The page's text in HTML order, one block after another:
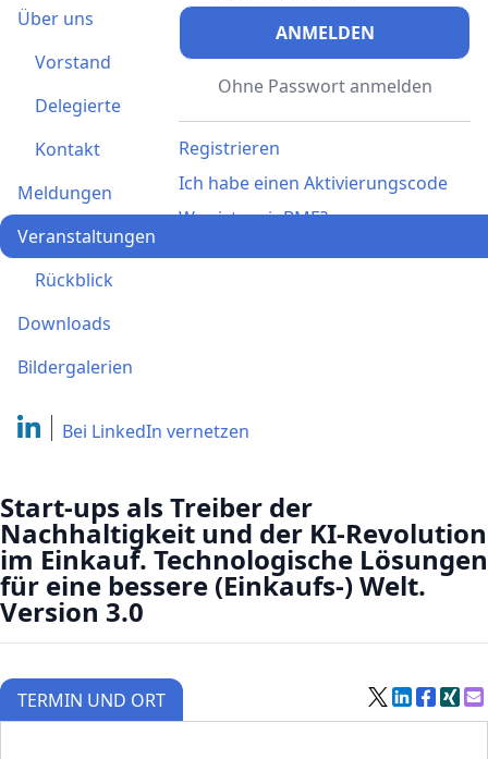
ANMELDEN
Ohne Passwort anmelden
Registrieren
Ich habe einen Aktivierungscode
Was ist meinBME?
Über uns
Vorstand
Delegierte
Kontakt
Meldungen
Veranstaltungen
Rückblick
Downloads
Bildergalerien
Bei LinkedIn vernetzen
Start-ups als Treiber der
Nachhaltigkeit und der KI-Revolution
im Einkauf. Technologische Lösungen
für eine bessere (Einkaufs-) Welt.
Version 3.0
TERMIN UND ORT